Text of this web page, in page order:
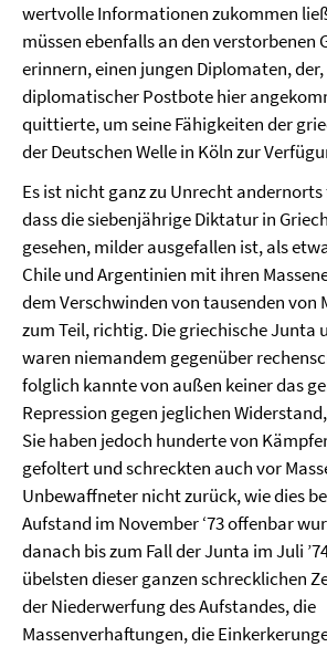
wertvolle Informationen zukommen
müssen ebenfalls an den verstorbenen
erinnern, einen jungen Diplomaten,
diplomatischer Postbote hier
quittierte, um seine Fähigkeiten der
der Deutschen Welle in Köln zur
Es ist nicht ganz zu Unrecht
dass die siebenjährige Diktatur in
gesehen, milder ausgefallen ist, als
Chile und Argentinien mit ihren
dem Verschwinden von tausenden von
zum Teil, richtig. Die griechische Junta
waren niemandem gegenüber
folglich kannte von außen keiner das
Repression gegen jeglichen
Sie haben jedoch hunderte von
gefoltert und schreckten auch vor
Unbewaffneter nicht zurück, wie dies
Aufstand im November ‘73 offenbar
danach bis zum Fall der Junta im Juli
übelsten dieser ganzen schrecklichen
der Niederwerfung des Aufstandes, die
Massenverhaftungen, die